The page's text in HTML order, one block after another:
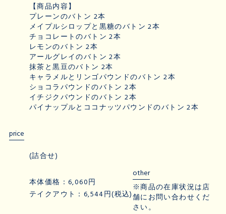
【商品内容】
プレーンのバトン 2本
メイプルシロップと黒糖のバトン 2本
チョコレートのバトン 2本
レモンのバトン 2本
アールグレイのバトン 2本
抹茶と黒豆のバトン 2本
キャラメルとリンゴパウンドのバトン 2本
ショコラパウンドのバトン 2本
イチジクパウンドのバトン 2本
パイナップルとココナッツパウンドのバトン 2本
price
(詰合せ)
本体価格：6,060円
テイクアウト：6,544円(税込)
other
※商品の在庫状況は店
舗にお問い合わせくだ
さい。